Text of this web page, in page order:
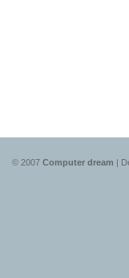
© 2007 Computer dream |